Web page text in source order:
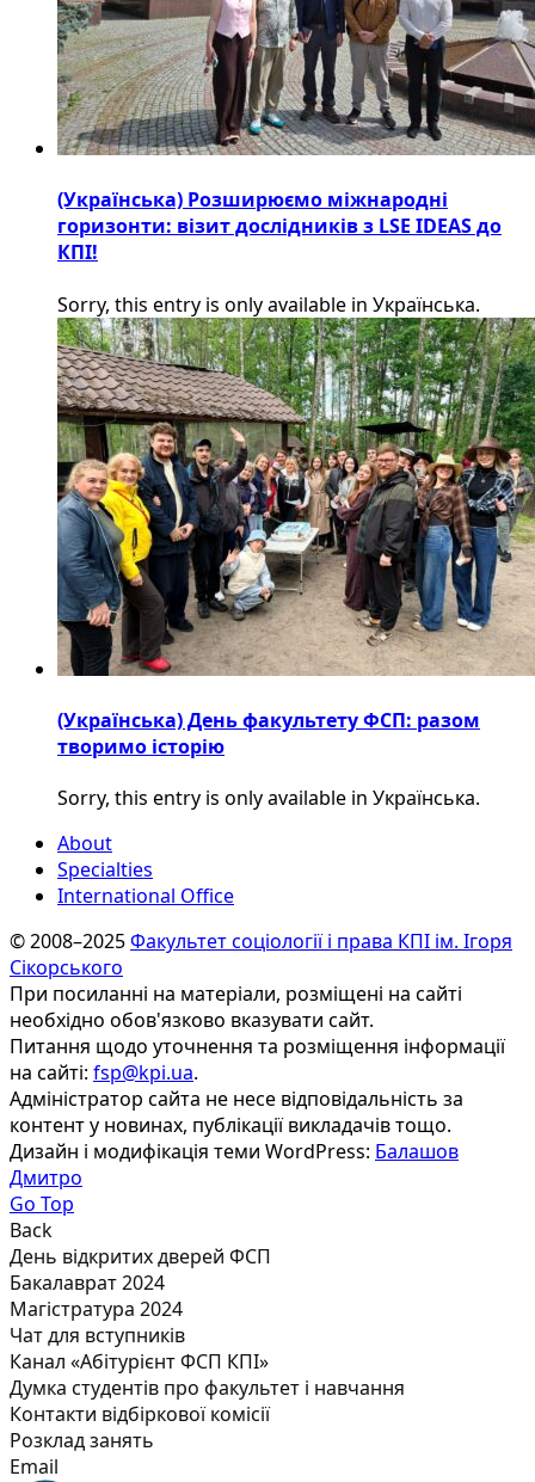
(Українська) Розширюємо міжнародні
горизонти: візит дослідників з LSE IDEAS до
КПІ!
Sorry, this entry is only available in Українська.
(Українська) День факультету ФСП: разом
творимо історію
Sorry, this entry is only available in Українська.
About
Specialties
International Office
© 2008–2025Факультет соціології і права КПІ ім. Ігоря
Сікорського
При посиланні на матеріали, розміщені на сайті
необхідно обов'язково вказувати сайт.
Питання щодо уточнення та розміщення інформації
на сайті: fsp@kpi.ua.
Адміністратор сайта не несе відповідальність за
контент у новинах, публікації викладачів тощо.
Дизайн і модифікація теми WordPress: Балашов
Дмитро
Go Top
Back
День відкритих дверей ФСП
Бакалаврат 2024
Магістратура 2024
Чат для вступників
Канал «Абітурієнт ФСП КПІ»
Думка студентів про факультет і навчання
Контакти відбіркової комісії
Розклад занять
Email